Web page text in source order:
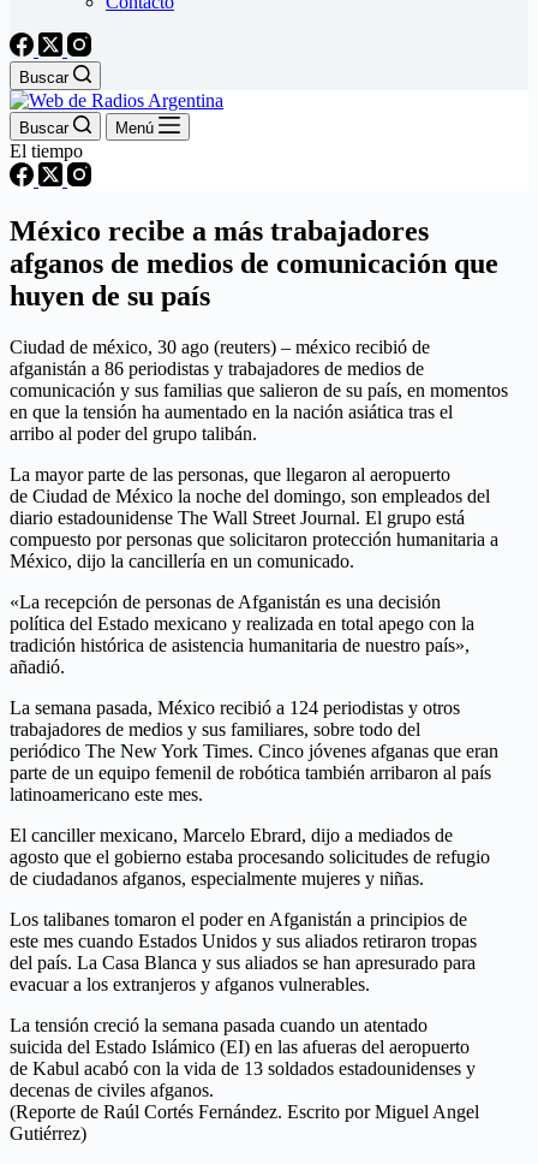
Buscar
Buscar Menú
El tiempo
México recibe a más trabajadores
afganos de medios de comunicación que
huyen de su país
Ciudad de méxico, 30 ago (reuters) – méxico recibió de
afganistán a 86 periodistas y trabajadores de medios de
comunicación y sus familias que salieron de su país, en momentos
en que la tensión ha aumentado en la nación asiática tras el
arribo al poder del grupo talibán.
La mayor parte de las personas, que llegaron al aeropuerto
de Ciudad de México la noche del domingo, son empleados del
diario estadounidense The Wall Street Journal. El grupo está
compuesto por personas que solicitaron protección humanitaria a
México, dijo la cancillería en un comunicado.
«La recepción de personas de Afganistán es una decisión
política del Estado mexicano y realizada en total apego con la
tradición histórica de asistencia humanitaria de nuestro país»,
añadió.
La semana pasada, México recibió a 124 periodistas y otros
trabajadores de medios y sus familiares, sobre todo del
periódico The New York Times. Cinco jóvenes afganas que eran
parte de un equipo femenil de robótica también arribaron al país
latinoamericano este mes.
El canciller mexicano, Marcelo Ebrard, dijo a mediados de
agosto que el gobierno estaba procesando solicitudes de refugio
de ciudadanos afganos, especialmente mujeres y niñas.
Los talibanes tomaron el poder en Afganistán a principios de
este mes cuando Estados Unidos y sus aliados retiraron tropas
del país. La Casa Blanca y sus aliados se han apresurado para
evacuar a los extranjeros y afganos vulnerables.
La tensión creció la semana pasada cuando un atentado
suicida del Estado Islámico (EI) en las afueras del aeropuerto
de Kabul acabó con la vida de 13 soldados estadounidenses y
decenas de civiles afganos.
(Reporte de Raúl Cortés Fernández. Escrito por Miguel Angel
Gutiérrez)